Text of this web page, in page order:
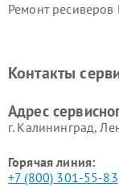
Ремонт ресиверов
Ремонт
Контакты
Адрес
г. Калининград,
Горячая линия:
+7 (800) 301-55-83